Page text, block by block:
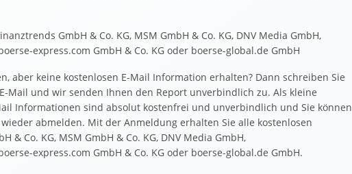
GmbH & Co. KG, MSM GmbH & Co. KG, DNV Media GmbH,
express.com GmbH & Co. KG oder boerse-global.de GmbH
aber keine kostenlosen E-Mail Information erhalten? Dann schreiben Sie
Mail und wir senden Ihnen den Report unverbindlich zu. Als kleine
Informationen sind absolut kostenfrei und unverbindlich und Sie können
abmelden. Mit der Anmeldung erhalten Sie alle kostenlosen
& Co. KG, MSM GmbH & Co. KG, DNV Media GmbH,
express.com GmbH & Co. KG oder boerse-global.de GmbH.